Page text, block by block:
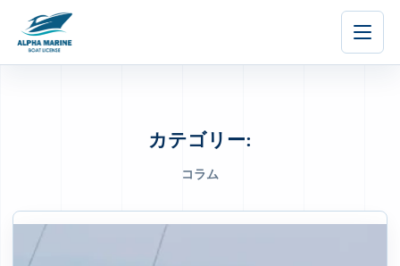
カテゴリー:
コラム